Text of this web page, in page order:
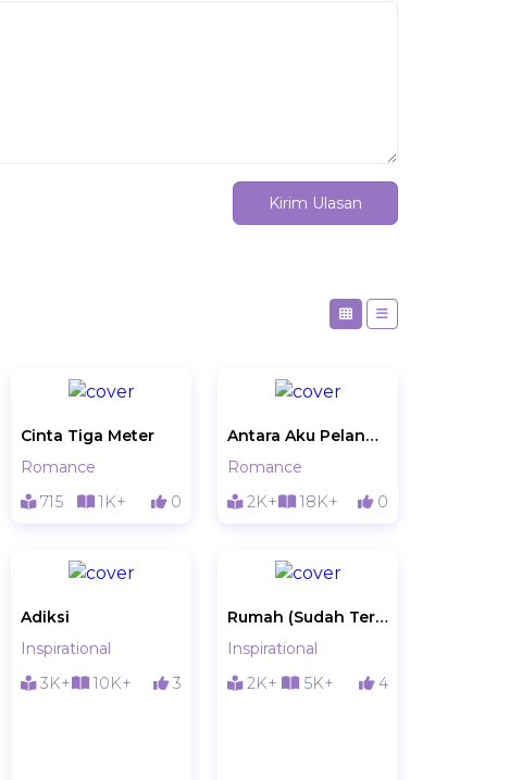
Kirim Ulasan
Cinta Tiga Meter
Romance
715
1K+ 0
Antara Aku Pelangi & Hujan
Romance
2K+
18K+ 0
Adiksi
Inspirational
3K+
10K+ 3
Rumah (Sudah Terbit / Open PO)
Inspirational
2K+
5K+ 4